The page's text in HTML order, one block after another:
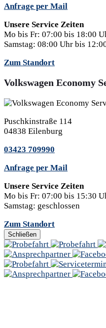
Anfrage per Mail
Unsere Service Zeiten
Mo bis Fr: 07:00 bis 18:00
Samstag: 08:00 Uhr bis
Zum Standort
Volkswagen Economy
Puschkinstraße 114
04838 Eilenburg
03423 709990
Anfrage per Mail
Unsere Service Zeiten
Mo bis Fr: 07:00 bis 15:30
Samstag: geschlossen
Zum Standort
Schließen